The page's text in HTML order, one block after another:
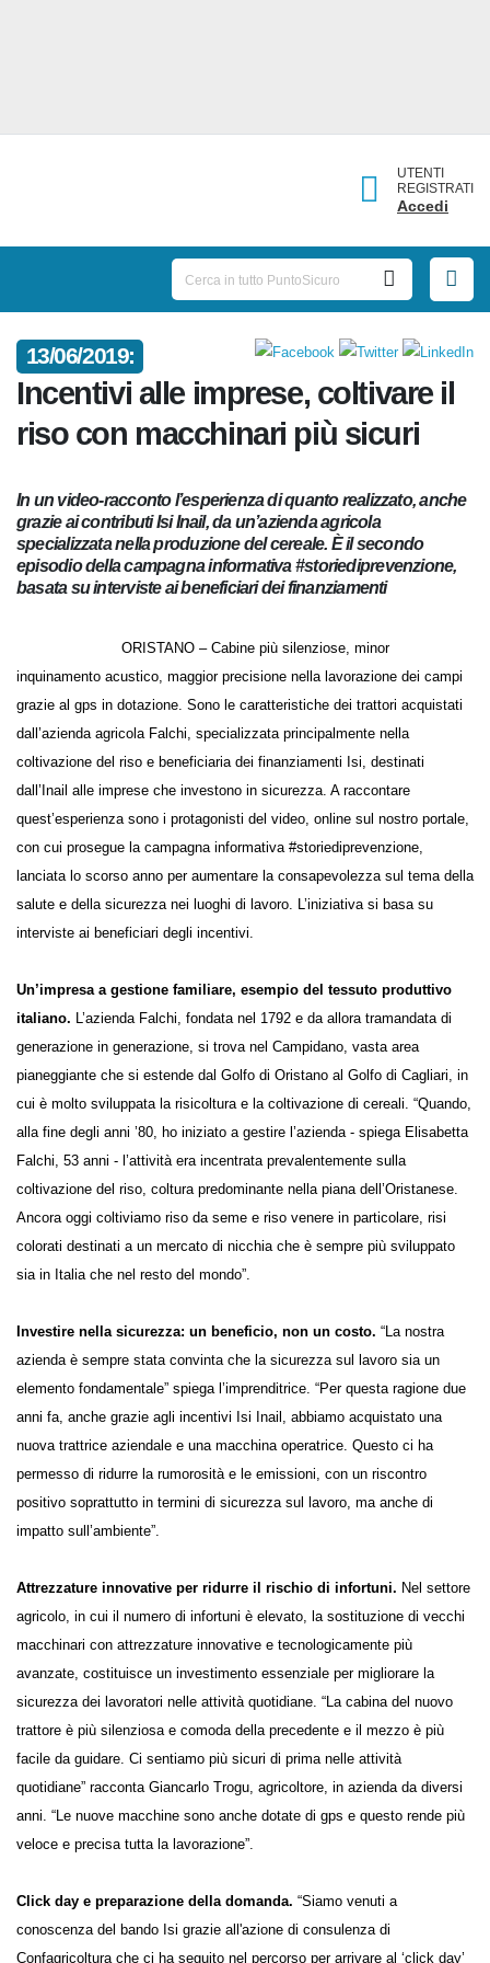
UTENTI
REGISTRATI
Accedi
13/06/2019:
Incentivi alle imprese, coltivare
il riso con macchinari più sicuri
In un video-racconto l’esperienza di quanto realizzato,
anche grazie ai contributi Isi Inail, da un’azienda agricola
specializzata nella produzione del cereale. È il secondo
episodio della campagna informativa
#storiediprevenzione, basata su interviste ai beneficiari dei
ORISTANO – Cabine più silenziose, minor inquinamento
acustico, maggior precisione nella lavorazione dei campi grazie al gps
in dotazione. Sono le caratteristiche dei trattori acquistati dall’azienda
agricola Falchi, specializzata principalmente nella coltivazione del riso e
beneficiaria dei finanziamenti Isi, destinati dall’Inail alle imprese che
investono in sicurezza. A raccontare quest’esperienza sono i
protagonisti del video, online sul nostro portale, con cui prosegue la
campagna informativa #storiediprevenzione, lanciata lo scorso anno
per aumentare la consapevolezza sul tema della salute e della
sicurezza nei luoghi di lavoro. L’iniziativa si basa su interviste ai
Un’impresa a gestione familiare, esempio del tessuto produttivo
italiano.L’azienda Falchi, fondata nel 1792 e da allora tramandata di
generazione in generazione, si trova nel Campidano, vasta area
pianeggiante che si estende dal Golfo di Oristano al Golfo di Cagliari, in
cui è molto sviluppata la risicoltura e la coltivazione di cereali.
“Quando, alla fine degli anni ’80, ho iniziato a gestire l’azienda - spiega
Elisabetta Falchi, 53 anni - l’attività era incentrata prevalentemente
sulla coltivazione del riso, coltura predominante nella piana
dell’Oristanese. Ancora oggi coltiviamo riso da seme e riso venere in
particolare, risi colorati destinati a un mercato di nicchia che è sempre
Investire nella sicurezza: un beneficio, non un costo.“La nostra
azienda è sempre stata convinta che la sicurezza sul lavoro sia un
elemento fondamentale” spiega l’imprenditrice. “Per questa ragione
due anni fa, anche grazie agli incentivi Isi Inail, abbiamo acquistato una
nuova trattrice aziendale e una macchina operatrice. Questo ci ha
permesso di ridurre la rumorosità e le emissioni, con un riscontro
positivo soprattutto in termini di sicurezza sul lavoro, ma anche di
Attrezzature innovative per ridurre il rischio di infortuni. Nel
settore agricolo, in cui il numero di infortuni è elevato, la sostituzione
di vecchi macchinari con attrezzature innovative e tecnologicamente
più avanzate, costituisce un investimento essenziale per migliorare la
sicurezza dei lavoratori nelle attività quotidiane. “La cabina del nuovo
trattore è più silenziosa e comoda della precedente e il mezzo è più
facile da guidare. Ci sentiamo più sicuri di prima nelle attività
quotidiane” racconta Giancarlo Trogu, agricoltore, in azienda da diversi
anni. “Le nuove macchine sono anche dotate di gps e questo rende
Click day e preparazione della domanda. “Siamo venuti a
conoscenza del bando Isi grazie all'azione di consulenza di